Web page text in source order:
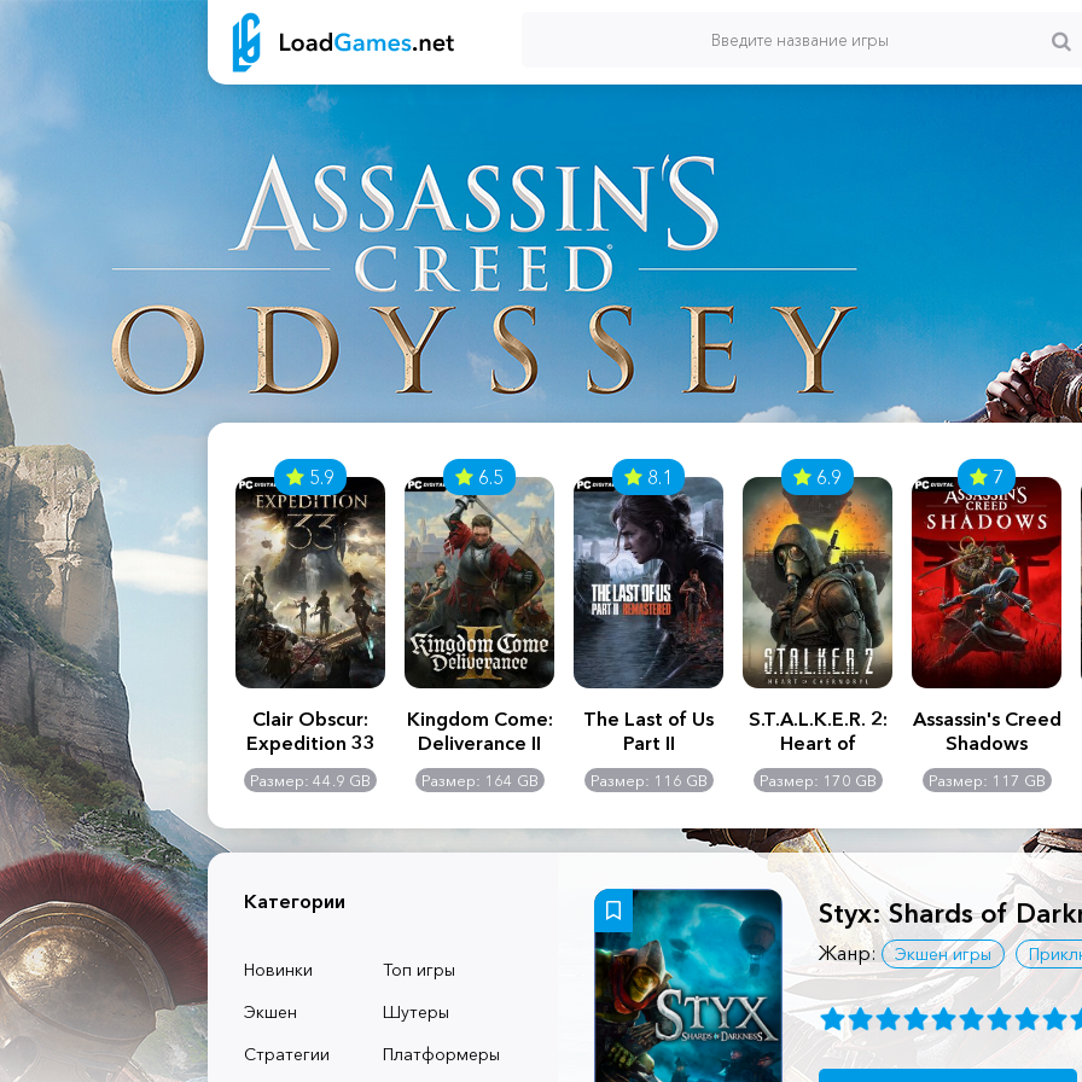
2:
-
GB
Assassin's Creed
Shadows
Размер: 117 GB
5.9
Clair Obscur:
Expedition 33
Размер: 44.9 GB
6.5
Kingdom Come:
Deliverance II
Размер: 164 GB
8.1
The Last of Us
Part II
Remastered
Размер: 116 GB
6.9
S.T.A.L.K.E.R. 2:
Heart of
Chernobyl -
Ultimate Edition
Размер: 170 GB
7
Assassin's Creed
Shadows
Размер: 117 GB
Категории
Новинки
Топ игры
Экшен
Шутеры
Стратегии
Платформеры
Styx: Shards of
Жанр: Экшен игры